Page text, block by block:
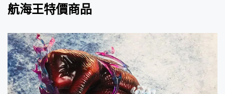
航海王特價商品